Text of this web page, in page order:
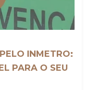
INMETRO:
PARA O SEU